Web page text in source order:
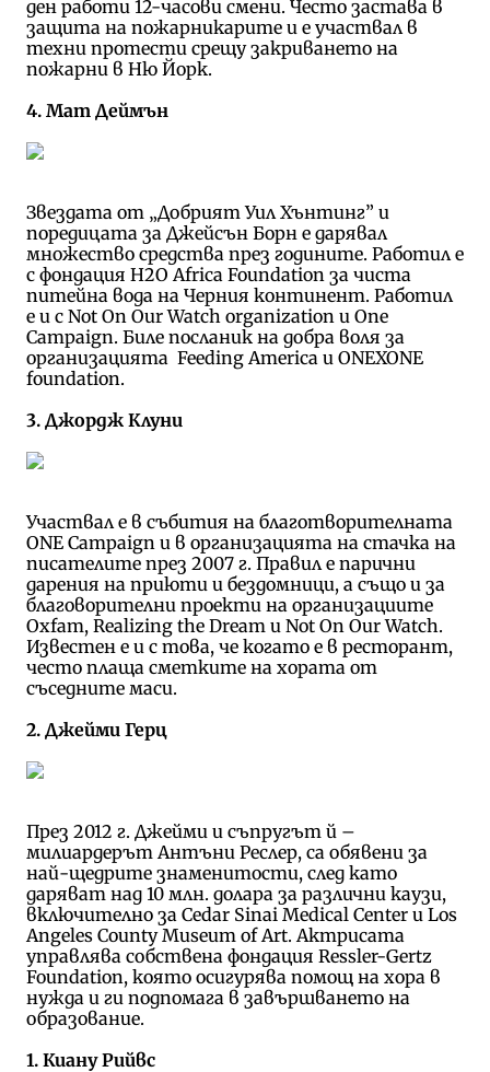
ден работи 12-часови смени. Често застава в
защита на пожарникарите и е участвал в
техни протести срещу закриването на
пожарни в Ню Йорк.
4. Мат Деймън
Звездата от „Добрият Уил Хънтинг” и
поредицата за Джейсън Борн е дарявал
множество средства през годините. Работил е
с фондация H2O Africa Foundation за чиста
питейна вода на Черния континент. Работил
е и с Not On Our Watch organization и One
Campaign. Биле посланик на добра воля за
организацията Feeding America и ONEXONE
foundation.
3. Джордж Клуни
Участвал е в събития на благотворителната
ONE Campaign и в организацията на стачка на
писателите през 2007 г. Правил е парични
дарения на приюти и бездомници, а също и за
благоворителни проекти на организациите
Oxfam, Realizing the Dream и Not On Our Watch.
Известен е и с това, че когато е в ресторант,
често плаща сметките на хората от
съседните маси.
2. Джейми Герц
През 2012 г. Джейми и съпругът й –
милиардерът Антъни Реслер, са обявени за
най-щедрите знаменитости, след като
даряват над 10 млн. долара за различни каузи,
включително за Cedar Sinai Medical Center и Los
Angeles County Museum of Art. Актрисата
управлява собствена фондация Ressler-Gertz
Foundation, която осигурява помощ на хора в
нужда и ги подпомага в завършването на
образование.
1. Киану Рийвс